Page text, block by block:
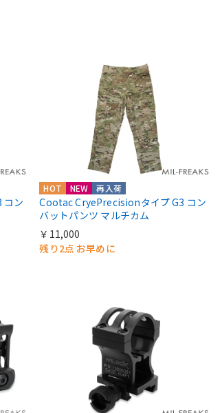
コン
HOT NEW 再入荷
Cootac CryePrecisionタイプ G3 コン
バットパンツ マルチカム
￥11,000
残り2点 お早めに